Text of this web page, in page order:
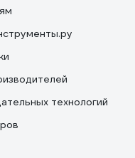
технологий